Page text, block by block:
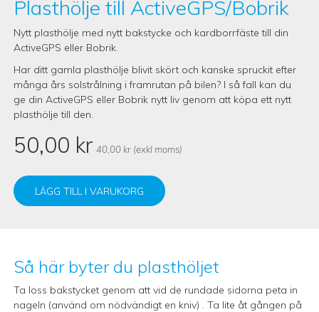
Plasthölje till ActiveGPS/Bobrik
Nytt plasthölje med nytt bakstycke och kardborrfäste till din
ActiveGPS eller Bobrik.
Har ditt gamla plasthölje blivit skört och kanske spruckit efter
många års solstrålning i framrutan på bilen? I så fall kan du
ge din ActiveGPS eller Bobrik nytt liv genom att köpa ett nytt
plasthölje till den.
50,00 kr 40,00 kr (exkl moms)
LÄGG TILL I VARUKORG
Så här byter du plasthöljet
Ta loss bakstycket genom att vid de rundade sidorna peta in
nageln (använd om nödvändigt en kniv) . Ta lite åt gången på